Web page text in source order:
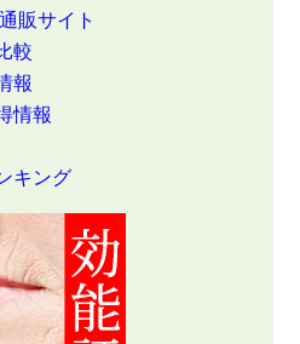
販サイト
較
報
情報
キング